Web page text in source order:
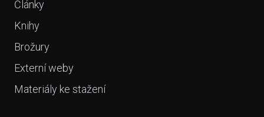
Články
Knihy
Brožury
Externí weby
Materiály ke stažení